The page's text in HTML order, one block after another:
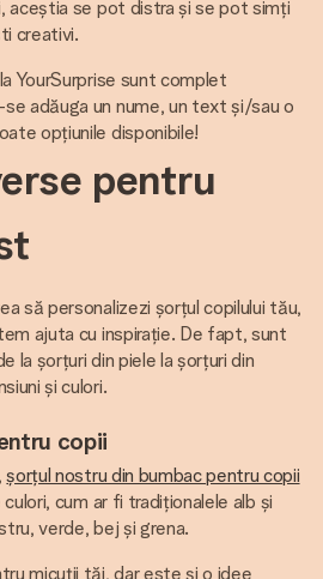
aceștia se pot distra și se pot simți
creativi.
YourSurprise sunt complet
adăuga un nume, un text și/sau o
opțiunile disponibile!
pentru
să personalizezi șorțul copilului tău,
ajuta cu inspirație. De fapt, sunt
la șorțuri din piele la șorțuri din
și culori.
copii
șorțul nostru din bumbac pentru copii
cum ar fi tradiționalele alb și
verde, bej și grena.
micuții tăi, dar este și o idee